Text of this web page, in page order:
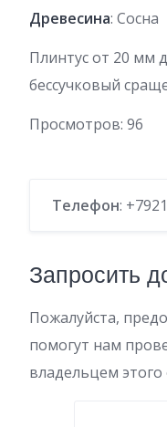
Древесина: Сосна
Плинтус от 20 мм
бессучковый
Просмотров: 96
Телефон:
Запросить
Пожалуйста,
помогут нам
владельцем этого